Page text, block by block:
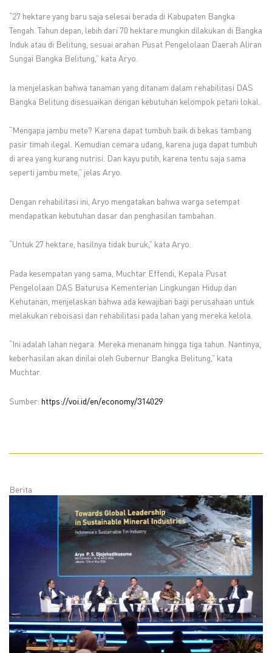
“27 hektare yang baru saja selesai berada di Kabupaten Bangka
Tengah. Tahun depan, lebih dari 70 hektare mungkin dilakukan di Bangka
Induk atau di Belitung, sesuai arahan Pusat Pengelolaan Daerah Aliran
Sungai Bangka Belitung,” kata Aryo.
Ia menjelaskan bahwa tanaman yang ditanam dalam rehabilitasi DAS
Bangka Belitung disesuaikan dengan kebutuhan kelompok petani lokal.
“Mengapa jambu mete? Karena dapat tumbuh baik di bekas tambang
pasir timah ilegal. Kemudian cemara udang, karena juga dapat tumbuh
di area yang kurang nutrisi. Dan kayu putih, karena tentu saja sama
seperti jambu mete,” jelas Aryo.
Dengan rehabilitasi ini, Aryo mengatakan bahwa warga setempat
mendapatkan kebutuhan dasar dan penghasilan tambahan.
“Untuk 27 hektare, hasilnya tidak buruk,” kata Aryo.
Pada kesempatan yang sama, Muchtar Effendi, Kepala Pusat
Pengelolaan DAS Baturusa Kementerian Lingkungan Hidup dan
Kehutanan, menjelaskan bahwa ada kewajiban bagi perusahaan untuk
melakukan reboisasi dan rehabilitasi pada lahan yang mereka kelola.
“Ini adalah lahan negara. Mereka menanam hingga tiga tahun. Nantinya,
keberhasilan akan dinilai oleh Gubernur Bangka Belitung,” kata
Muchtar.
Sumber: https://voi.id/en/economy/314029
Berita